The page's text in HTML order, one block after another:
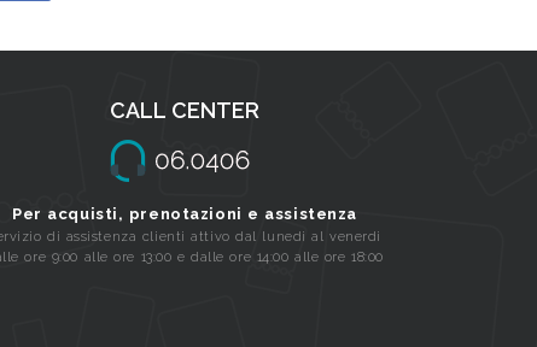
CALL CENTER
Per acquisti, prenotazioni e assistenza
di assistenza clienti attivo dal lunedi al venerdi
ore 9:00 alle ore 13:00 e dalle ore 14:00 alle ore 18:00